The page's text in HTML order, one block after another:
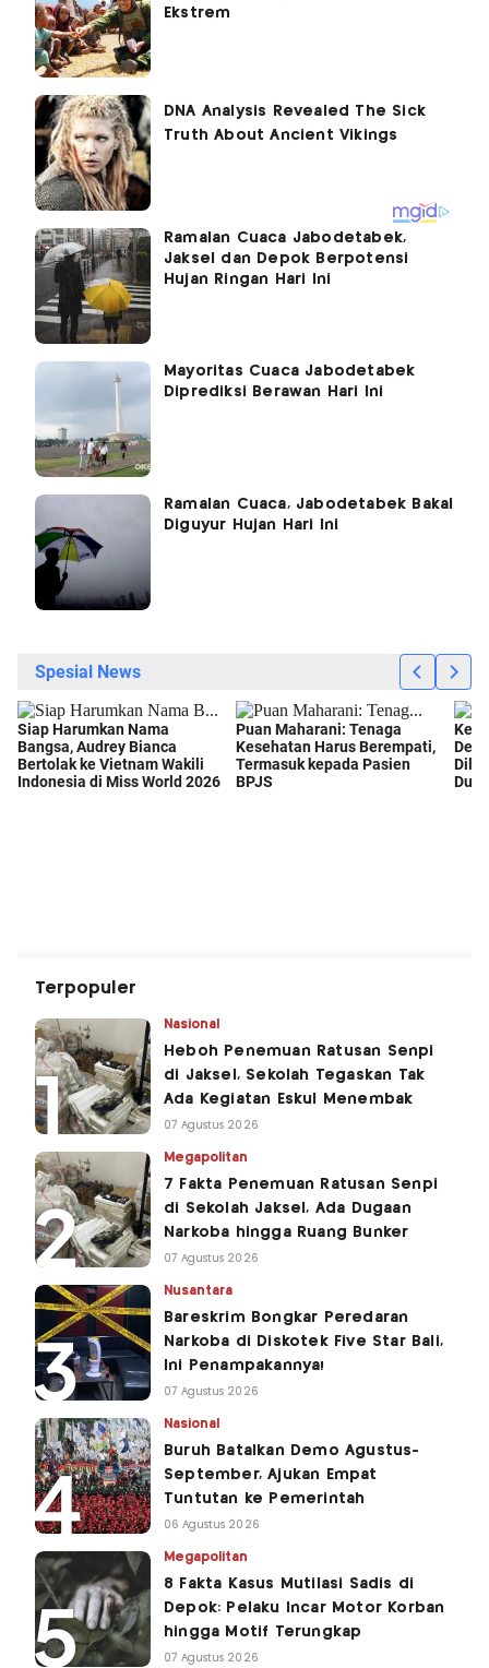
Ekstrem
Ramalan Cuaca Jabodetabek,
Jaksel dan Depok Berpotensi
Hujan Ringan Hari Ini
Mayoritas Cuaca Jabodetabek
Diprediksi Berawan Hari Ini
Ramalan Cuaca, Jabodetabek Bakal
Diguyur Hujan Hari Ini
Terpopuler
Nasional
Heboh Penemuan Ratusan Senpi
di Jaksel, Sekolah Tegaskan Tak
Ada Kegiatan Eskul Menembak
07 Agustus 2026
Megapolitan
7 Fakta Penemuan Ratusan Senpi
di Sekolah Jaksel, Ada Dugaan
Narkoba hingga Ruang Bunker
07 Agustus 2026
Nusantara
Bareskrim Bongkar Peredaran
Narkoba di Diskotek Five Star Bali,
Ini Penampakannya!
07 Agustus 2026
Nasional
Buruh Batalkan Demo Agustus-
September, Ajukan Empat
Tuntutan ke Pemerintah
06 Agustus 2026
Megapolitan
8 Fakta Kasus Mutilasi Sadis di
Depok: Pelaku Incar Motor Korban
hingga Motif Terungkap
07 Agustus 2026